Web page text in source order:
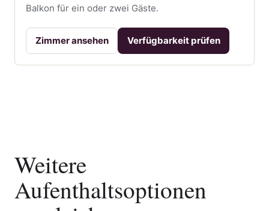
Balkon für ein oder zwei Gäste.
Zimmer ansehen Verfügbarkeit prüfen
Weitere
Aufenthaltsoptionen